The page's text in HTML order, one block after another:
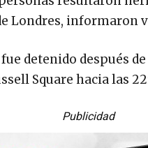
Londres, informaron
detenido después
Square hacia las
Publicidad